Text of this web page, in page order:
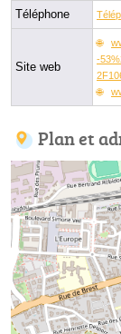
Téléphone
Site web
-
Plan et